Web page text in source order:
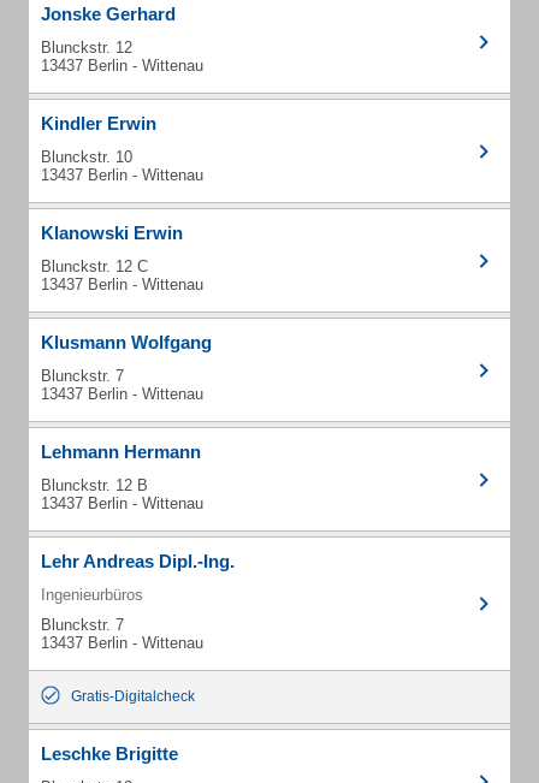
Jonske Gerhard
Blunckstr. 12
13437 Berlin - Wittenau
Kindler Erwin
Blunckstr. 10
13437 Berlin - Wittenau
Klanowski Erwin
Blunckstr. 12 C
13437 Berlin - Wittenau
Klusmann Wolfgang
Blunckstr. 7
13437 Berlin - Wittenau
Lehmann Hermann
Blunckstr. 12 B
13437 Berlin - Wittenau
Lehr Andreas Dipl.-Ing.
Ingenieurbüros
Blunckstr. 7
13437 Berlin - Wittenau
Gratis-Digitalcheck
Leschke Brigitte